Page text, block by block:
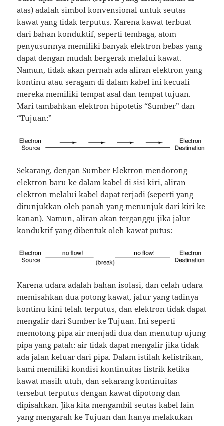
atas) adalah simbol konvensional untuk seutas
kawat yang tidak terputus. Karena kawat terbuat
dari bahan konduktif, seperti tembaga, atom
penyusunnya memiliki banyak elektron bebas yang
dapat dengan mudah bergerak melalui kawat.
Namun, tidak akan pernah ada aliran elektron yang
kontinu atau seragam di dalam kabel ini kecuali
mereka memiliki tempat asal dan tempat tujuan.
Mari tambahkan elektron hipotetis “Sumber” dan
“Tujuan:”
Sekarang, dengan Sumber Elektron mendorong
elektron baru ke dalam kabel di sisi kiri, aliran
elektron melalui kabel dapat terjadi (seperti yang
ditunjukkan oleh panah yang menunjuk dari kiri ke
kanan). Namun, aliran akan terganggu jika jalur
konduktif yang dibentuk oleh kawat putus:
Karena udara adalah bahan isolasi, dan celah udara
memisahkan dua potong kawat, jalur yang tadinya
kontinu kini telah terputus, dan elektron tidak dapat
mengalir dari Sumber ke Tujuan. Ini seperti
memotong pipa air menjadi dua dan menutup ujung
pipa yang patah: air tidak dapat mengalir jika tidak
ada jalan keluar dari pipa. Dalam istilah kelistrikan,
kami memiliki kondisi kontinuitas listrik ketika
kawat masih utuh, dan sekarang kontinuitas
tersebut terputus dengan kawat dipotong dan
dipisahkan. Jika kita mengambil seutas kabel lain
yang mengarah ke Tujuan dan hanya melakukan